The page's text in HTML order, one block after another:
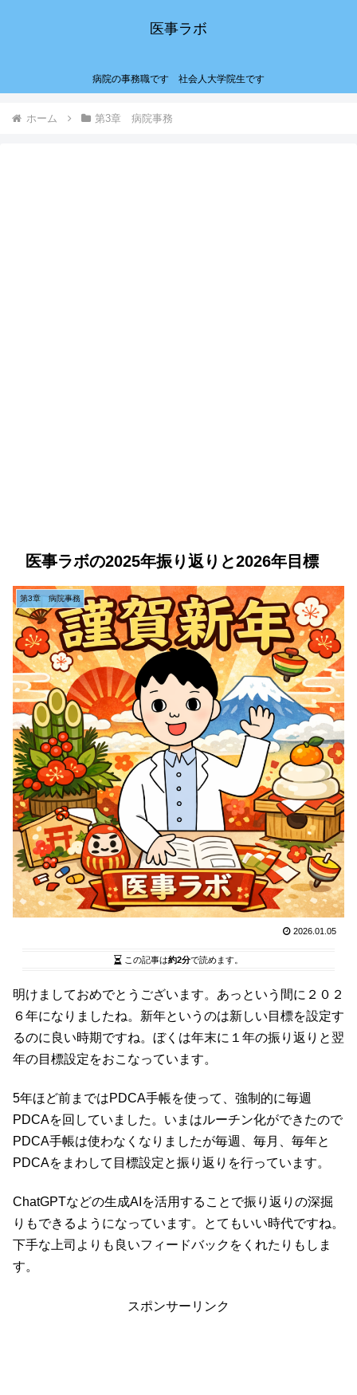
医事ラボ
病院の事務職です 社会人大学院生です
ホーム 第3章 病院事務
医事ラボの2025年振り返りと2026年目標
第3章 病院事務
2026.01.05
この記事は約2分で読めます。
明けましておめでとうございます。あっという間に２０２
６年になりましたね。新年というのは新しい目標を設定す
るのに良い時期ですね。ぼくは年末に１年の振り返りと翌
年の目標設定をおこなっています。
5年ほど前まではPDCA手帳を使って、強制的に毎週
PDCAを回していました。いまはルーチン化ができたので
PDCA手帳は使わなくなりましたが毎週、毎月、毎年と
PDCAをまわして目標設定と振り返りを行っています。
ChatGPTなどの生成AIを活用することで振り返りの深掘
りもできるようになっています。とてもいい時代ですね。
下手な上司よりも良いフィードバックをくれたりもしま
す。
スポンサーリンク